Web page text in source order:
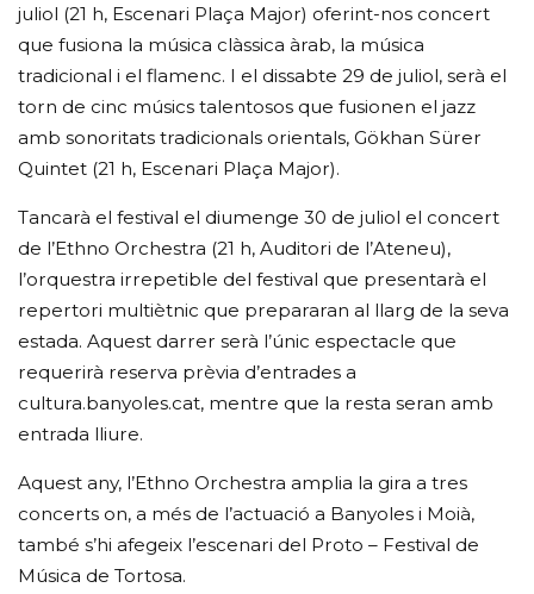
juliol (21 h, Escenari Plaça Major) oferint-nos concert
que fusiona la música clàssica àrab, la música
tradicional i el flamenc. I el dissabte 29 de juliol, serà el
torn de cinc músics talentosos que fusionen el jazz
amb sonoritats tradicionals orientals, Gökhan Sürer
Quintet (21 h, Escenari Plaça Major).
Tancarà el festival el diumenge 30 de juliol el concert
de l’Ethno Orchestra (21 h, Auditori de l’Ateneu),
l’orquestra irrepetible del festival que presentarà el
repertori multiètnic que prepararan al llarg de la seva
estada. Aquest darrer serà l’únic espectacle que
requerirà reserva prèvia d’entrades a
cultura.banyoles.cat, mentre que la resta seran amb
entrada lliure.
Aquest any, l’Ethno Orchestra amplia la gira a tres
concerts on, a més de l’actuació a Banyoles i Moià,
també s’hi afegeix l’escenari del Proto – Festival de
Música de Tortosa.